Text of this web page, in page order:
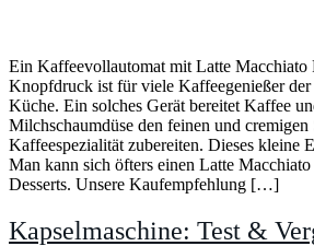
Ein Kaffeevollautomat mit Latte Macchiato
Knopfdruck ist für viele Kaffeegenießer
Küche. Ein solches Gerät bereitet Kaffee
Milchschaumdüse den feinen und
Kaffeespezialität zubereiten. Dieses kleine
Man kann sich öfters einen Latte Macchiato
Desserts. Unsere Kaufempfehlung […]
Kapselmaschine: Test &